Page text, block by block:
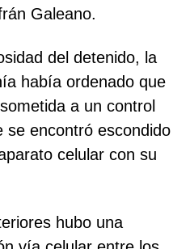
Galeano.
del detenido, la
había ordenado que
a un control
se encontró escondido
celular con su
hubo una